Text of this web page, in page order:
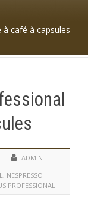
à café à capsules
ADMIN
, NESPRESSO
PROFESSIONAL